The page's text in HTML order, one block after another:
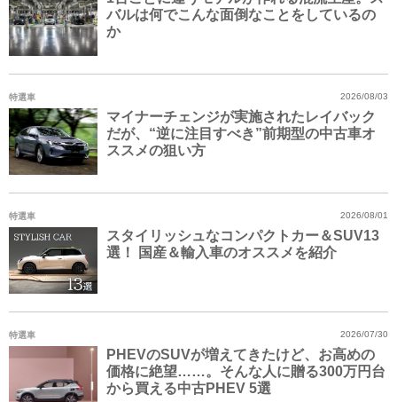
バルは何でこんな面倒なことをしているの
か
特選車
マイナーチェンジが実施されたレイバック
だが、“逆に注目すべき”前期型の中古車オ
ススメの狙い方
2026/08/03
特選車
スタイリッシュなコンパクトカー＆SUV13
選！ 国産＆輸入車のオススメを紹介
2026/08/01
特選車
PHEVのSUVが増えてきたけど、お高めの
価格に絶望……。そんな人に贈る300万円台
から買える中古PHEV 5選
2026/07/30